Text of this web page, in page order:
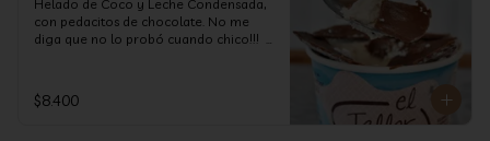
Helado de Coco y Leche Condensada,
con pedacitos de chocolate. No me
diga que no lo probó cuando chico!!!
$8.400